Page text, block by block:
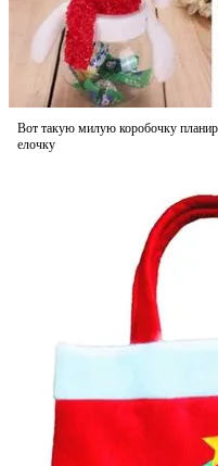
Вот такую милую коробочку
елочку